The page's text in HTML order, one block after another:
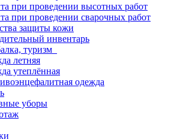
при проведении высотных работ
при проведении сварочных работ
защиты кожи
инвентарь
туризм
летняя
утеплённая
одежда
уборы